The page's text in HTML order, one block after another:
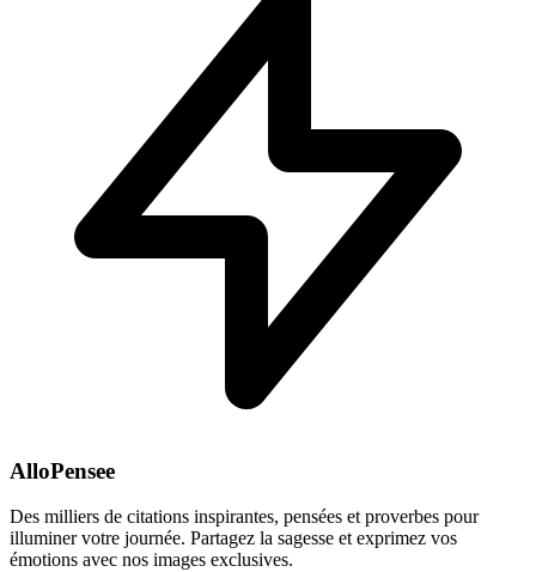
AlloPensee
Des milliers de citations inspirantes, pensées et proverbes pour
illuminer votre journée. Partagez la sagesse et exprimez vos
émotions avec nos images exclusives.